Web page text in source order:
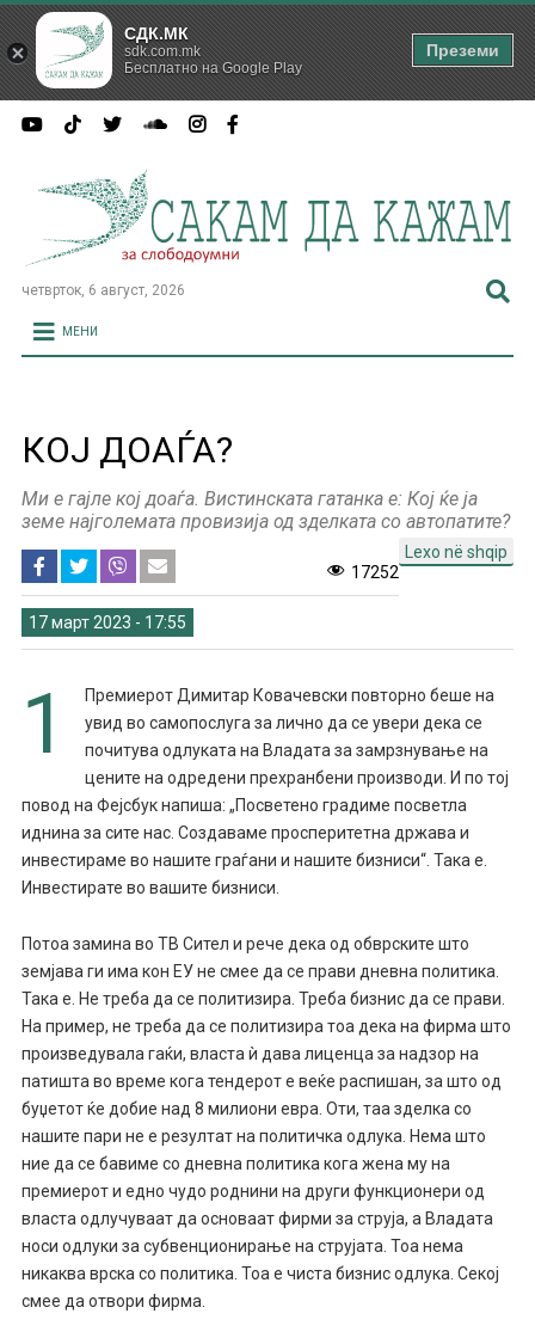
четврток, 6 август, 2026
МЕНИ
КОЈ ДОАЃА?
Ми е гајле кој доаѓа. Вистинската гатанка е: Кој ќе ја
земе најголемата провизија од зделката со автопатите?
Lexo në shqip
17252
17 март 2023 - 17:55
1
Премиерот Димитар Ковачевски повторно беше на
увид во самопослуга за лично да се увери дека се
почитува одлуката на Владата за замрзнување на
цените на одредени прехранбени производи. И по тој
повод на Фејсбук напиша: „Посветено градиме посветла
иднина за сите нас. Создаваме просперитетна држава и
инвестираме во нашите граѓани и нашите бизниси“. Така е.
Инвестирате во вашите бизниси.
Потоа замина во ТВ Сител и рече дека од обврските што
земјава ги има кон ЕУ не смее да се прави дневна политика.
Така е. Не треба да се политизира. Треба бизнис да се прави.
На пример, не треба да се политизира тоа дека на фирма што
произведувала гаќи, власта ѝ дава лиценца за надзор на
патишта во време кога тендерот е веќе распишан, за што од
буџетот ќе добие над 8 милиони евра. Оти, таа зделка со
нашите пари не е резултат на политичка одлука. Нема што
ние да се бавиме со дневна политика кога жена му на
премиерот и едно чудо роднини на други функционери од
власта одлучуваат да основаат фирми за струја, а Владата
носи одлуки за субвенционирање на струјата. Тоа нема
никаква врска со политика. Тоа е чиста бизнис одлука. Секој
смее да отвори фирма.
СДК.МК
sdk.com.mk
Бесплатно на Google Play
Преземи